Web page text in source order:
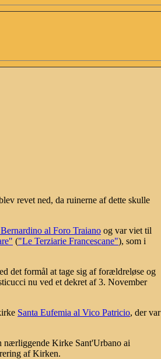
revet ned, da ruinerne af dette skulle
Bernardino al Foro Traiano og var viet til
("Le Terziarie Francescane"), som i
det formål at tage sig af forældreløse og
nu ved et dekret af 3. November
Santa Eufemia al Vico Patricio, der var
nærliggende Kirke Sant'Urbano ai
af Kirken.